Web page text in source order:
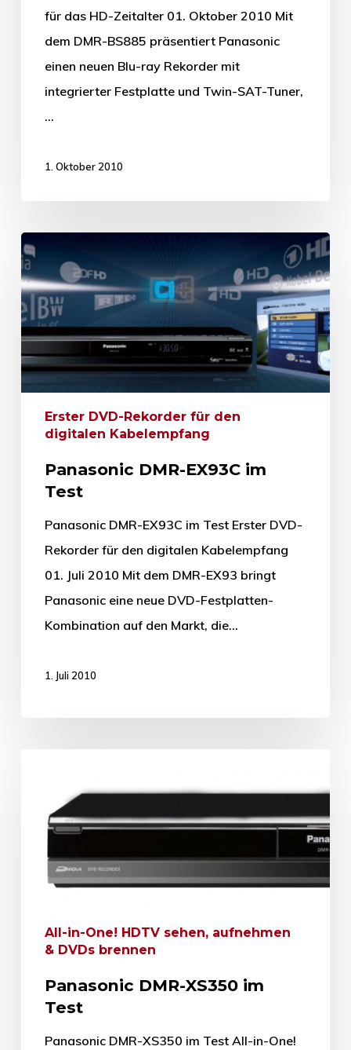
für das HD-Zeitalter 01. Oktober 2010 Mit
dem DMR-BS885 präsentiert Panasonic
einen neuen Blu-ray Rekorder mit
integrierter Festplatte und Twin-SAT-Tuner,
…
1. Oktober 2010
Erster DVD-Rekorder für den
digitalen Kabelempfang
Panasonic DMR-EX93C im
Test
Panasonic DMR-EX93C im Test Erster DVD-
Rekorder für den digitalen Kabelempfang
01. Juli 2010 Mit dem DMR-EX93 bringt
Panasonic eine neue DVD-Festplatten-
Kombination auf den Markt, die…
1. Juli 2010
All-in-One! HDTV sehen, aufnehmen
& DVDs brennen
Panasonic DMR-XS350 im
Test
Panasonic DMR-XS350 im Test All-in-One!